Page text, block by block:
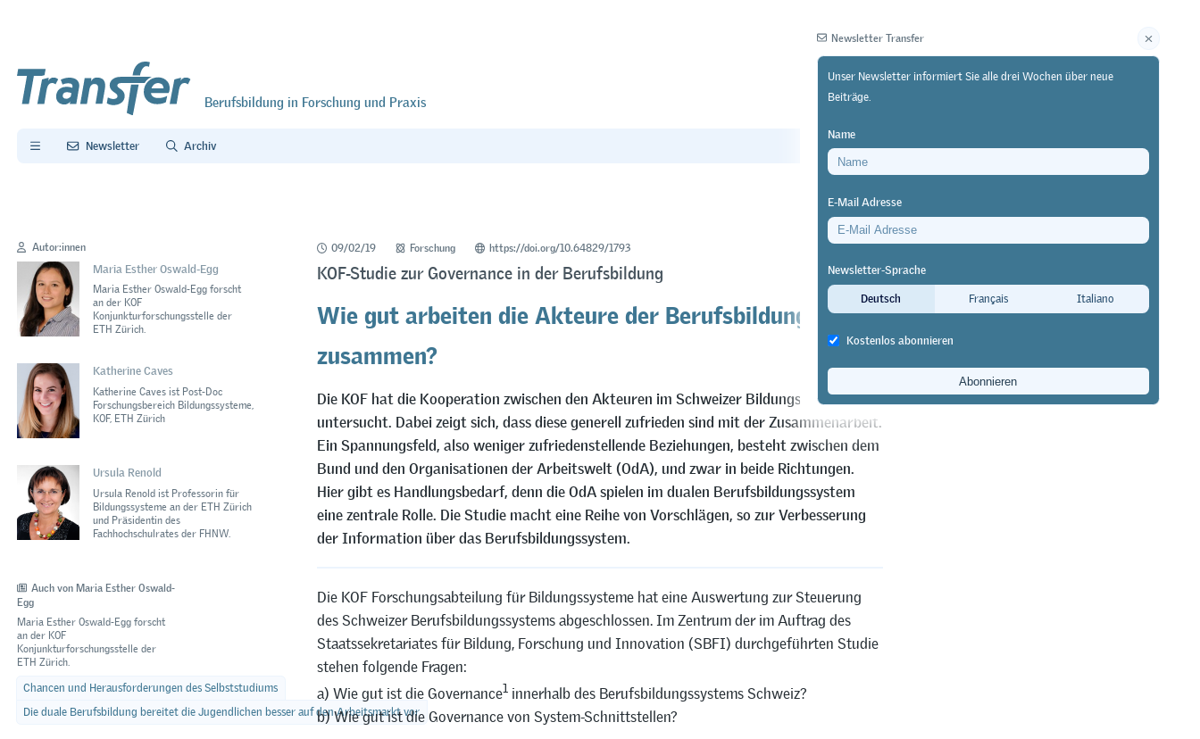
Berufsbildung in Forschung und Praxis
Newsletter Archiv
Autor:innen
Maria Esther Oswald-Egg
Maria Esther Oswald-Egg forscht
an der KOF
Konjunkturforschungsstelle der
ETH Zürich.
Katherine Caves
Katherine Caves ist Post-Doc
Forschungsbereich Bildungssysteme,
KOF, ETH Zürich
Ursula Renold
Ursula Renold ist Professorin für
Bildungssysteme an der ETH Zürich
und Präsidentin des
Fachhochschulrates der FHNW.
Auch von Maria Esther Oswald-
Egg
Maria Esther Oswald-Egg forscht
an der KOF
Konjunkturforschungsstelle der
ETH Zürich.
Chancen und Herausforderungen des Selbststudiums
Die duale Berufsbildung bereitet die Jugendlichen besser auf den Arbeitsmarkt vor
09/02/19 Forschung https://doi.org/10.64829/1793
KOF-Studie zur Governance in der Berufsbildung
Wie gut arbeiten die Akteure der Berufsbildung
zusammen?
Die KOF hat die Kooperation zwischen den Akteuren im Schweizer Bildungssystem
untersucht. Dabei zeigt sich, dass diese generell zufrieden sind mit der Zusammenarbeit.
Ein Spannungsfeld, also weniger zufriedenstellende Beziehungen, besteht zwischen dem
Bund und den Organisationen der Arbeitswelt (OdA), und zwar in beide Richtungen.
Hier gibt es Handlungsbedarf, denn die OdA spielen im dualen Berufsbildungssystem
eine zentrale Rolle. Die Studie macht eine Reihe von Vorschlägen, so zur Verbesserung
der Information über das Berufsbildungssystem.
Die KOF Forschungsabteilung für Bildungssysteme hat eine Auswertung zur Steuerung
des Schweizer Berufsbildungssystems abgeschlossen. Im Zentrum der im Auftrag des
Staatssekretariates für Bildung, Forschung und Innovation (SBFI) durchgeführten Studie
stehen folgende Fragen:
a) Wie gut ist die Governance1innerhalb des Berufsbildungssystems Schweiz?
b) Wie gut ist die Governance von System-Schnittstellen?
Newsletter Transfer
Unser Newsletter informiert Sie alle drei Wochen über neue
Beiträge.
Name
E-Mail Adresse
Newsletter-Sprache
Deutsch
Français Italiano
Kostenlos abonnieren